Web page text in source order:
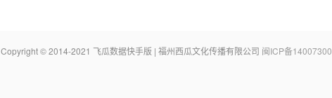
Copyright © 2014-2021 飞瓜数据快手版 | 福州西瓜文化传播有限公司 闽ICP备